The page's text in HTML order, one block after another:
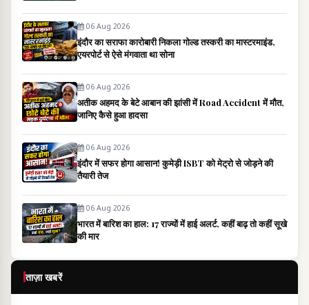
06 Aug 2026
इंदौर का सराफा कारोबारी निकला गोल्ड तस्करी का मास्टरमाइंड,
एयरपोर्ट से ऐसे मंगवाता था सोना
06 Aug 2026
अतीक अहमद के बेटे आबान की झांसी में Road Accident में मौत,
जानिए कैसे हुआ हादसा
06 Aug 2026
इंदौर में सफर होगा आसान! कुमेड़ी ISBT को मेट्रो से जोड़ने की
तैयारी तेज
06 Aug 2026
भारत में बारिश का हाल: 17 राज्यों में हाई अलर्ट, कहीं बाढ़ तो कहीं सूखे
की मार
ताज़ा खबरें